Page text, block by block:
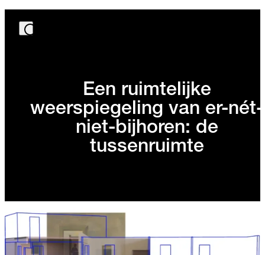
Een ruimtelijke
weerspiegeling van er-nét-
niet-bijhoren: de
tussenruimte